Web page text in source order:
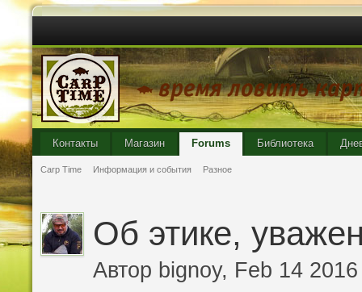
Контакты Магазин Forums Библиотека
Carp Time Информация и события Разное
Об этике,
Автор bignoy, Feb 14